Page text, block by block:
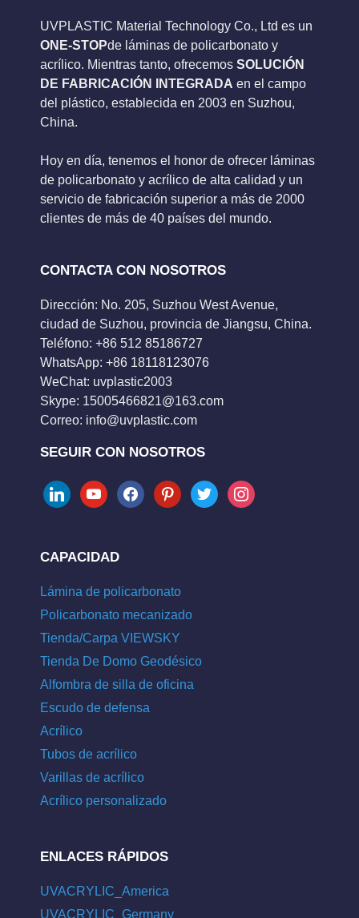
UVPLASTIC Material Technology Co., Ltd es un
ONE-STOPde láminas de policarbonato y
acrílico. Mientras tanto, ofrecemos SOLUCIÓN
DE FABRICACIÓN INTEGRADA en el campo
del plástico, establecida en 2003 en Suzhou,
China.
Hoy en día, tenemos el honor de ofrecer láminas
de policarbonato y acrílico de alta calidad y un
servicio de fabricación superior a más de 2000
clientes de más de 40 países del mundo.
CONTACTA CON NOSOTROS
Dirección: No. 205, Suzhou West Avenue,
ciudad de Suzhou, provincia de Jiangsu, China.
Teléfono: +86 512 85186727
WhatsApp: +86 18118123076
WeChat: uvplastic2003
Skype: 15005466821@163.com
Correo: info@uvplastic.com
SEGUIR CON NOSOTROS
linkedinyoutubefacebookpinteresttwitter instagram
CAPACIDAD
Lámina de policarbonato
Policarbonato mecanizado
Tienda/Carpa VIEWSKY
Tienda De Domo Geodésico
Alfombra de silla de oficina
Escudo de defensa
Acrílico
Tubos de acrílico
Varillas de acrílico
Acrílico personalizado
ENLACES RÁPIDOS
UVACRYLIC_America
UVACRYLIC_Germany